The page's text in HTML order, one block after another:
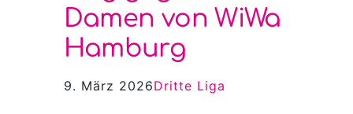
Damen von WiWa
Hamburg
9. März 2026Dritte Liga